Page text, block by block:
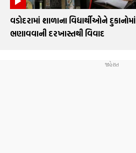
વડોદરામાં શાળાના વિદ્યાર્થીઓને દુકાનોમાં
ભણાવવાની દરખાસ્તથી વિવાદ